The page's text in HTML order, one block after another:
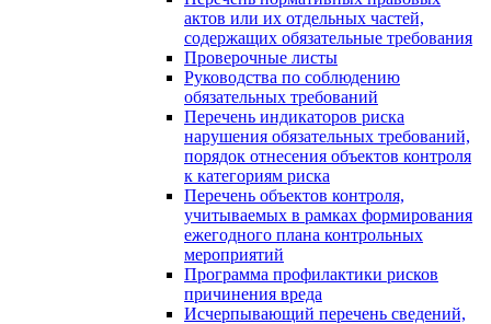
актов или их отдельных частей,
содержащих обязательные требования
Проверочные листы
Руководства по соблюдению
обязательных требований
Перечень индикаторов риска
нарушения обязательных требований,
порядок отнесения объектов контроля
к категориям риска
Перечень объектов контроля,
учитываемых в рамках формирования
ежегодного плана контрольных
мероприятий
Программа профилактики рисков
причинения вреда
Исчерпывающий перечень сведений,